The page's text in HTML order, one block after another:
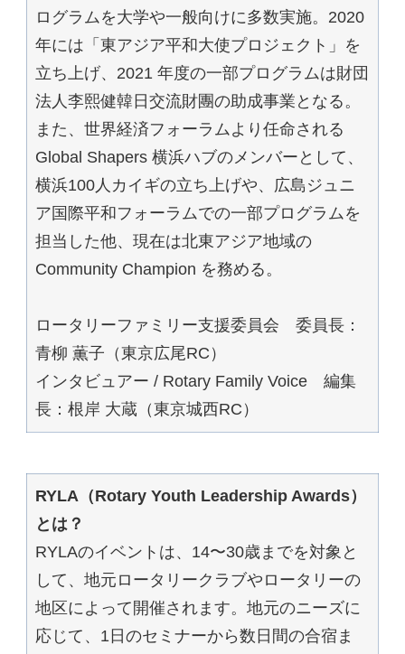
ログラムを大学や一般向けに多数実施。2020
年には「東アジア平和大使プロジェクト」を
立ち上げ、2021 年度の一部プログラムは財団
法人李熙健韓日交流財團の助成事業となる。
また、世界経済フォーラムより任命される
Global Shapers 横浜ハブのメンバーとして、
横浜100人カイギの立ち上げや、広島ジュニ
ア国際平和フォーラムでの一部プログラムを
担当した他、現在は北東アジア地域の
Community Champion を務める。
ロータリーファミリー支援委員会 委員長：
青柳 薫子（東京広尾RC）
インタビュアー / Rotary Family Voice 編集
長：根岸 大蔵（東京城西RC）
RYLA（Rotary Youth Leadership Awards）
とは？
RYLAのイベントは、14〜30歳までを対象と
して、地元ロータリークラブやロータリーの
地区によって開催されます。地元のニーズに
応じて、1日のセミナーから数日間の合宿ま